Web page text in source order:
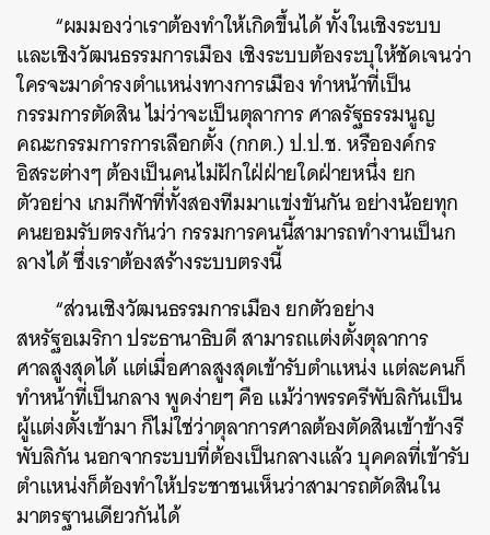
“ผมมองว่าเราต้องทำให้เกิดขึ้นได้ ทั้งในเชิงระบบ
และเชิงวัฒนธรรมการเมือง เชิงระบบต้องระบุให้ชัดเจนว่า
ใครจะมาดำรงตำแหน่งทางการเมือง ทำหน้าที่เป็น
กรรมการตัดสิน ไม่ว่าจะเป็นตุลาการ ศาลรัฐธรรมนูญ
คณะกรรมการการเลือกตั้ง (กกต.) ป.ป.ช. หรือองค์กร
อิสระต่างๆ ต้องเป็นคนไม่ฝักใฝ่ฝ่ายใดฝ่ายหนึ่ง ยก
ตัวอย่าง เกมกีฬาที่ทั้งสองทีมมาแข่งขันกัน อย่างน้อยทุก
คนยอมรับตรงกันว่า กรรมการคนนี้สามารถทำงานเป็นก
ลางได้ ซึ่งเราต้องสร้างระบบตรงนี้
“ส่วนเชิงวัฒนธรรมการเมือง ยกตัวอย่าง
สหรัฐอเมริกา ประธานาธิบดี สามารถแต่งตั้งตุลาการ
ศาลสูงสุดได้ แต่เมื่อศาลสูงสุดเข้ารับตำแหน่ง แต่ละคนก็
ทำหน้าที่เป็นกลาง พูดง่ายๆ คือ แม้ว่าพรรครีพับลิกันเป็น
ผู้แต่งตั้งเข้ามา ก็ไม่ใช่ว่าตุลาการศาลต้องตัดสินเข้าข้างรี
พับลิกัน นอกจากระบบที่ต้องเป็นกลางแล้ว บุคคลที่เข้ารับ
ตำแหน่งก็ต้องทำให้ประชาชนเห็นว่าสามารถตัดสินใน
มาตรฐานเดียวกันได้